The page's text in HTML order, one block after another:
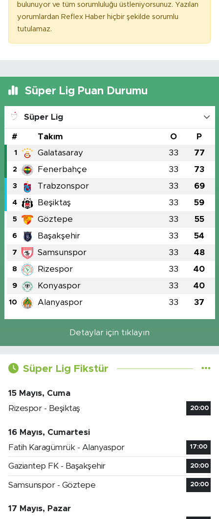
bulunuyor ve tüm sorumluluğu üstleniyorsunuz. Yazılan
yorumlardan Reflex Haber hiçbir şekilde sorumlu
tutulamaz.
Süper Lig Puan Durumu
Süper Lig
# Takım O P
1 Galatasaray 33 77
2 Fenerbahçe 33 73
3 Trabzonspor 33 69
4 Beşiktaş 33 59
5 Göztepe 33 55
6 Başakşehir 33 54
7 Samsunspor 33 48
8 Rizespor 33 40
9 Konyaspor 33 40
10 Alanyaspor 33 37
Detaylar için tıklayın
Süper Lig Fikstür
15 Mayıs, Cuma
Rizespor - Beşiktaş
20:00
16 Mayıs, Cumartesi
Fatih Karagümrük - Alanyaspor
17:00
Gaziantep FK - Başakşehir 20:00
Samsunspor - Göztepe 20:00
17 Mayıs, Pazar